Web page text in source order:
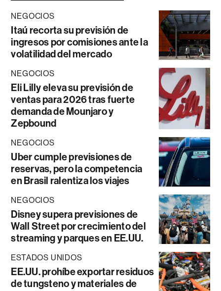
NEGOCIOS
Itaú recorta su previsión de
ingresos por comisiones ante la
volatilidad del mercado
NEGOCIOS
Eli Lilly eleva su previsión de
ventas para 2026 tras fuerte
demanda de Mounjaro y
Zepbound
NEGOCIOS
Uber cumple previsiones de
reservas, pero la competencia
en Brasil ralentiza los viajes
NEGOCIOS
Disney supera previsiones de
Wall Street por crecimiento del
streaming y parques en EE.UU.
ESTADOS UNIDOS
EE.UU. prohíbe exportar residuos
de tungsteno y materiales de